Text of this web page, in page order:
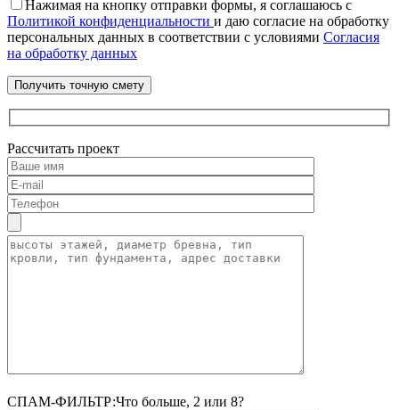
Нажимая на кнопку отправки формы, я соглашаюсь с
Политикой конфиденциальности и даю согласие на обработку
персональных данных в соответствии с условиями Согласия
на обработку данных
Рассчитать проект
СПАМ-ФИЛЬТР:Что больше, 2 или 8?